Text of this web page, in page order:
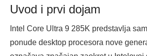
Uvod i prvi dojam
Intel Core Ultra 9 285K predstavlja
ponude desktop procesora nove